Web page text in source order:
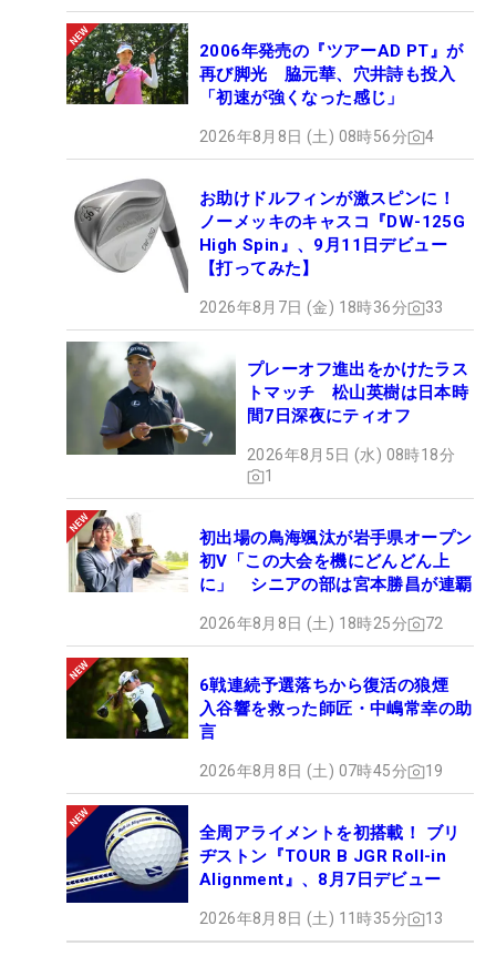
2006年発売の『ツアーAD PT』が
再び脚光 脇元華、穴井詩も投入
「初速が強くなった感じ」
2026年8月8日 (土) 08時56分 4
お助けドルフィンが激スピンに！
ノーメッキのキャスコ『DW-125G
High Spin』、9月11日デビュー
【打ってみた】
2026年8月7日 (金) 18時36分 33
プレーオフ進出をかけたラス
トマッチ 松山英樹は日本時
間7日深夜にティオフ
2026年8月5日 (水) 08時18分
1
初出場の鳥海颯汰が岩手県オープン
初V「この大会を機にどんどん上
に」 シニアの部は宮本勝昌が連覇
2026年8月8日 (土) 18時25分 72
6戦連続予選落ちから復活の狼煙
入谷響を救った師匠・中嶋常幸の助
言
2026年8月8日 (土) 07時45分 19
全周アライメントを初搭載！ ブリ
ヂストン『TOUR B JGR Roll-in
Alignment』、8月7日デビュー
2026年8月8日 (土) 11時35分 13